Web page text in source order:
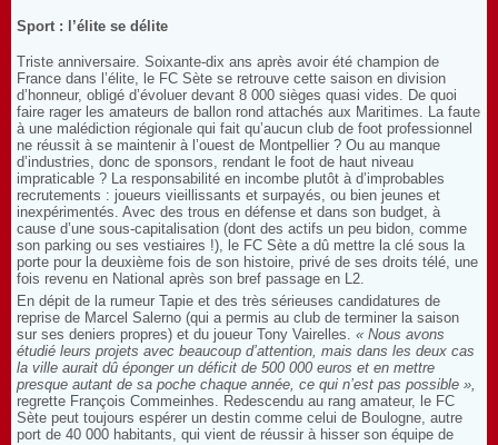
Sport : l’élite se délite
Triste anniversaire. Soixante-dix ans après avoir été champion de
France dans l’élite, le FC Sète se retrouve cette saison en division
d’honneur, obligé d’évoluer devant 8 000 sièges quasi vides. De quoi
faire rager les amateurs de ballon rond attachés aux Maritimes. La faute
à une malédiction régionale qui fait qu’aucun club de foot professionnel
ne réussit à se maintenir à l’ouest de Montpellier ? Ou au manque
d’industries, donc de sponsors, rendant le foot de haut niveau
impraticable ? La responsabilité en incombe plutôt à d’improbables
recrutements : joueurs vieillissants et surpayés, ou bien jeunes et
inexpérimentés. Avec des trous en défense et dans son budget, à
cause d’une sous-capitalisation (dont des actifs un peu bidon, comme
son parking ou ses vestiaires !), le FC Sète a dû mettre la clé sous la
porte pour la deuxième fois de son histoire, privé de ses droits télé, une
fois revenu en National après son bref passage en L2.
En dépit de la rumeur Tapie et des très sérieuses candidatures de
reprise de Marcel Salerno (qui a permis au club de terminer la saison
sur ses deniers propres) et du joueur Tony Vairelles. « Nous avons
étudié leurs projets avec beaucoup d’attention, mais dans les deux cas
la ville aurait dû éponger un déficit de 500 000 euros et en mettre
presque autant de sa poche chaque année, ce qui n’est pas possible »,
regrette François Commeinhes. Redescendu au rang amateur, le FC
Sète peut toujours espérer un destin comme celui de Boulogne, autre
port de 40 000 habitants, qui vient de réussir à hisser son équipe de